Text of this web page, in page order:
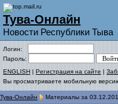
Тува-Онлайн
Новости Республики Тыва
Логин:
Пароль:
ENGLISH | Регистрация на сайте |
Вы просматриваете мобильную
Тува-Онлайн Материалы за